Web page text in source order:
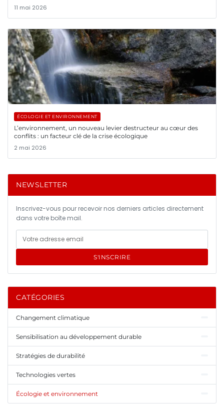
11 mai 2026
ÉCOLOGIE ET ENVIRONNEMENT
L’environnement, un nouveau levier destructeur au cœur des
conflits : un facteur clé de la crise écologique
2 mai 2026
NEWSLETTER
Inscrivez-vous pour recevoir nos derniers articles directement
dans votre boîte mail.
S'INSCRIRE
CATÉGORIES
Changement climatique
Sensibilisation au développement durable
Stratégies de durabilité
Technologies vertes
Écologie et environnement